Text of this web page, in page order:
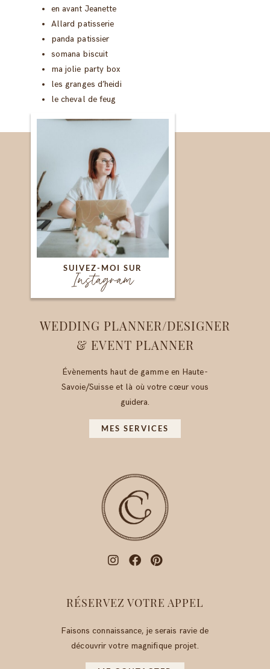
en avant Jeanette
Allard patisserie
panda patissier
somana biscuit
ma jolie party box
les granges d’heidi
le cheval de feug
SUIVEZ-MOI SUR
Instagram
WEDDING PLANNER/DESIGNER
& EVENT PLANNER
Évènements haut de gamme en Haute-
Savoie/Suisse et là où votre cœur vous
guidera.
MES SERVICES
RÉSERVEZ VOTRE APPEL
Faisons connaissance, je serais ravie de
découvrir votre magnifique projet.